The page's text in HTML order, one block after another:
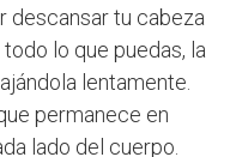
descansar tu cabeza
lo que puedas, la
lentamente.
permanece en
lado del cuerpo.